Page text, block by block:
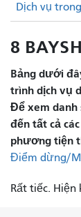
Dịch vụ
8
Bảng dưới
trình dịch vụ
Để xem danh
đến tất cả
phương tiện
Điểm dừng/
Rất tiếc.